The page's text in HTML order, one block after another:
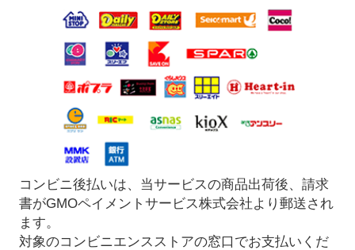
コンビニ後払いは、当サービスの商品出荷後、請求
書がGMOペイメントサービス株式会社より郵送され
ます。
対象のコンビニエンスストアの窓口でお支払いくだ